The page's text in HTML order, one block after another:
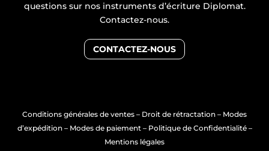
questions sur nos instruments d’écriture Diplomat.
Contactez-nous.
CONTACTEZ-NOUS
Conditions générales de ventes – Droit de rétractation – Modes
d’expédition– Modes de paiement– Politique de Confidentialité–
Mentions légales